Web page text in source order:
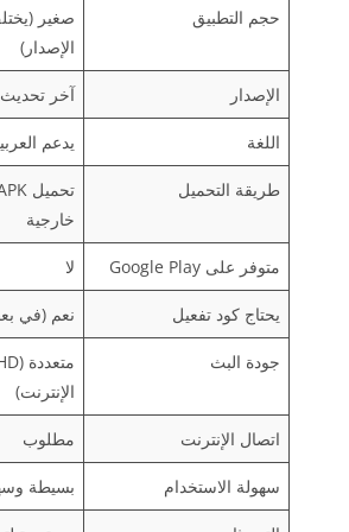
حجم التطبيق
صغير
الإصدار)
الإصدار آخر تحديث
اللغة يدعم
طريقة التحميل
خارجية
متوفر على Google Play لا
يحتاج كود تفعيل نعم (في
جودة البث
الإنترنت)
اتصال الإنترنت مطلوب
سهولة الاستخدام بسيطة